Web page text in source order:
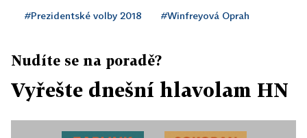
#Prezidentské volby 2018 #Winfreyová Oprah
Nudíte se na poradě?
Vyřešte dnešní hlavolam HN